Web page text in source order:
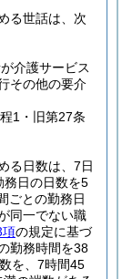
る世話は、次
介護サービス
その他の要介
1・旧第27条
る日数は、7日
務日の日数を5
ごとの勤務日
同一でない職
項の規定に基づ
勤務時間を38
を、7時間45